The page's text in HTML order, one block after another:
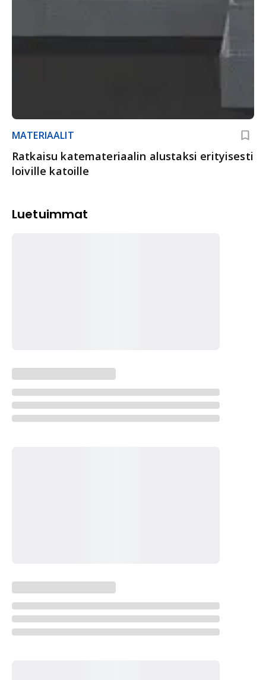
MATERIAALIT
Ratkaisu katemateriaalin alustaksi erityisesti
loiville katoille
Luetuimmat